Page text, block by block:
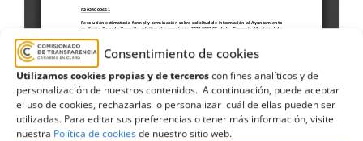
Consentimiento de cookies
Utilizamos cookies propias y de terceroscon fines analíticos y de
personalización de nuestros contenidos. A continuación, puede aceptar
el uso de cookies, rechazarlas o personalizar cuál de ellas pueden ser
utilizadas. Para editar sus preferencias o tener más información, visite
nuestra Política de cookiesde nuestro sitio web.